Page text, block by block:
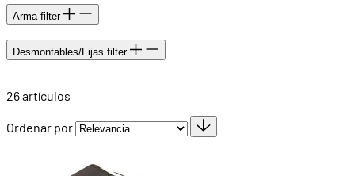
Arma filter
Desmontables/Fijas filter
26artículos
Ordenar por